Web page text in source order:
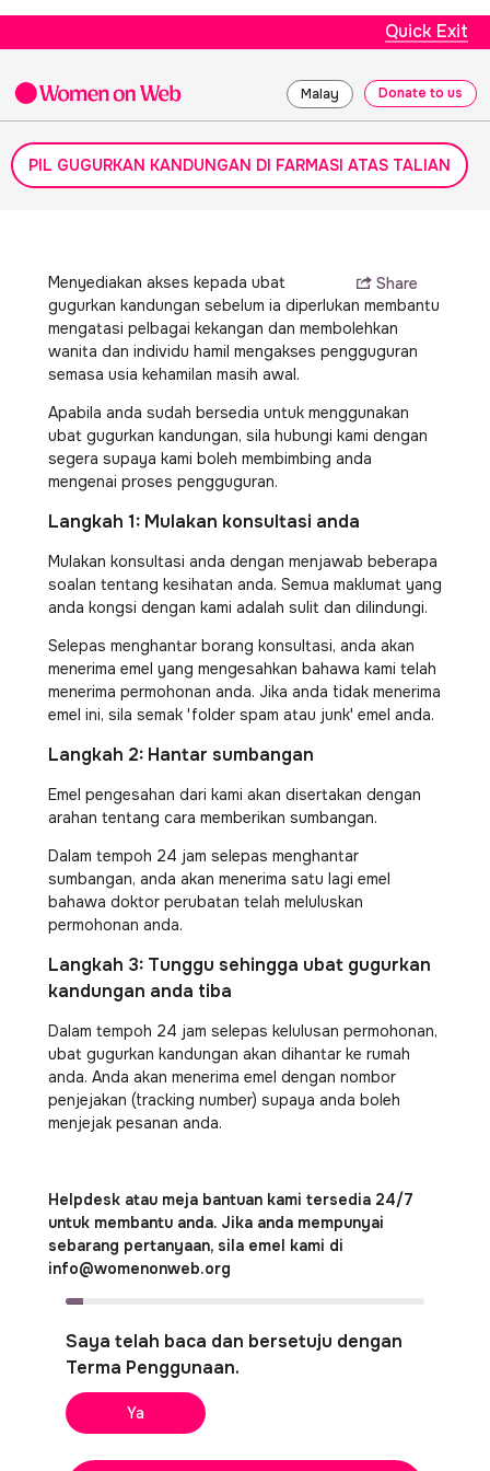
Quick Exit
Malay Donate to us
PIL GUGURKAN KANDUNGAN DI FARMASI ATAS TALIAN
Share
Menyediakan akses kepada ubat
gugurkan kandungan sebelum ia diperlukan membantu
mengatasi pelbagai kekangan dan membolehkan
wanita dan individu hamil mengakses pengguguran
semasa usia kehamilan masih awal.
Apabila anda sudah bersedia untuk menggunakan
ubat gugurkan kandungan, sila hubungi kami dengan
segera supaya kami boleh membimbing anda
mengenai proses pengguguran.
Langkah 1: Mulakan konsultasi anda
Mulakan konsultasi anda dengan menjawab beberapa
soalan tentang kesihatan anda. Semua maklumat yang
anda kongsi dengan kami adalah sulit dan dilindungi.
Selepas menghantar borang konsultasi, anda akan
menerima emel yang mengesahkan bahawa kami telah
menerima permohonan anda. Jika anda tidak menerima
emel ini, sila semak 'folder spam atau junk' emel anda.
Langkah 2: Hantar sumbangan
Emel pengesahan dari kami akan disertakan dengan
arahan tentang cara memberikan sumbangan.
Dalam tempoh 24 jam selepas menghantar
sumbangan, anda akan menerima satu lagi emel
bahawa doktor perubatan telah meluluskan
permohonan anda.
Langkah 3: Tunggu sehingga ubat gugurkan
kandungan anda tiba
Dalam tempoh 24 jam selepas kelulusan permohonan,
ubat gugurkan kandungan akan dihantar ke rumah
anda. Anda akan menerima emel dengan nombor
penjejakan (tracking number) supaya anda boleh
menjejak pesanan anda.
Helpdesk atau meja bantuan kami tersedia 24/7
untuk membantu anda. Jika anda mempunyai
sebarang pertanyaan, sila emel kami di
info@womenonweb.org
Saya telah baca dan bersetuju dengan
Terma Penggunaan.
Ya